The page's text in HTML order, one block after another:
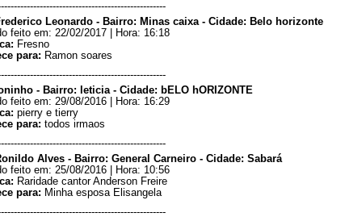
Leonardo - Bairro: Minas caixa - Cidade: Belo horizonte
feito em: 22/02/2017 | Hora: 16:18
Fresno
para: Ramon soares
- Bairro: leticia - Cidade: bELO hORIZONTE
feito em: 29/08/2016 | Hora: 16:29
pierry e tierry
para: todos irmaos
Alves - Bairro: General Carneiro - Cidade: Sabará
feito em: 25/08/2016 | Hora: 10:56
Raridade cantor Anderson Freire
para: Minha esposa Elisangela